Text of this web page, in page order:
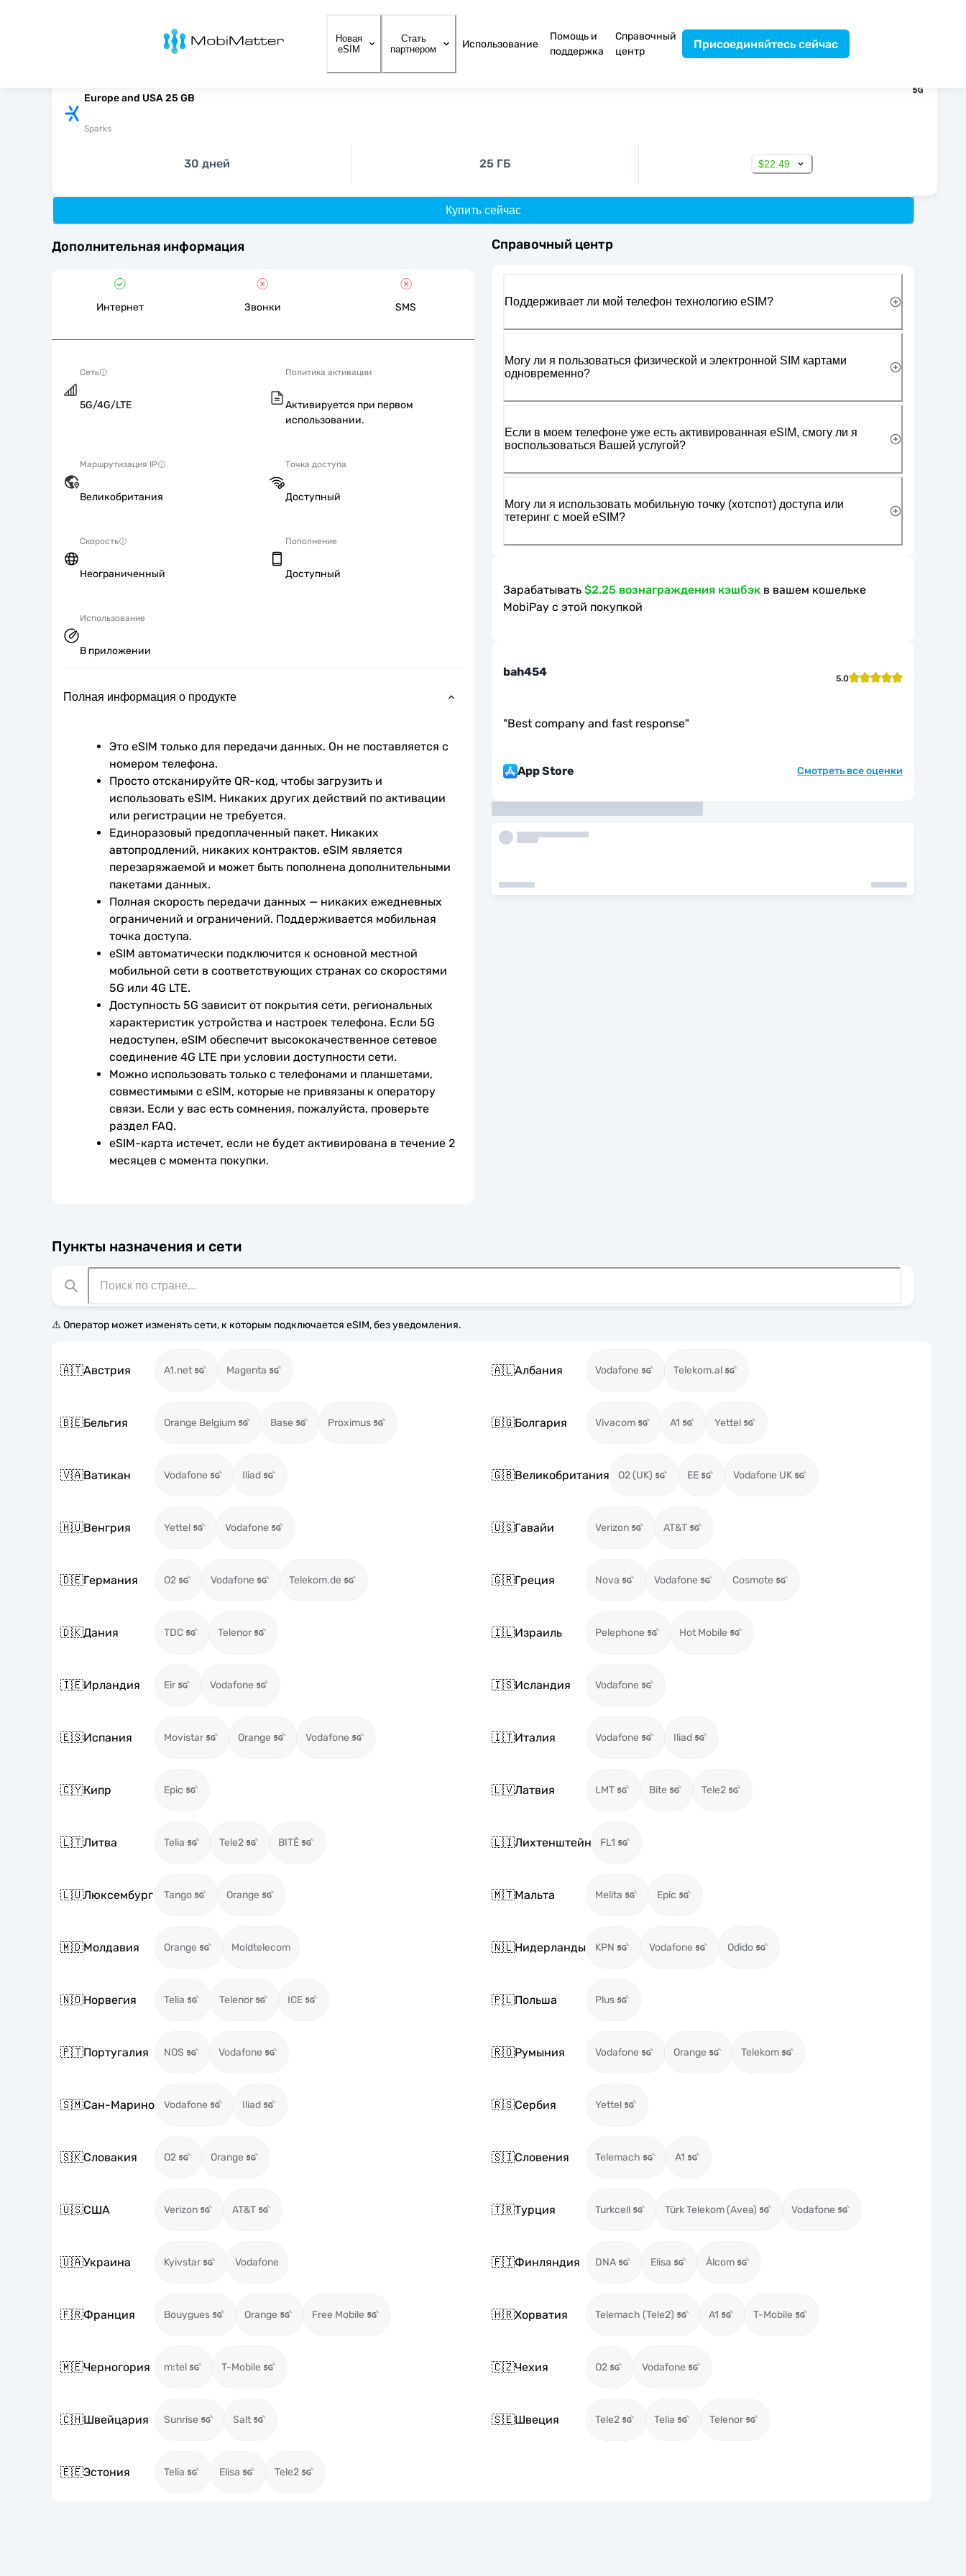
MobiMatter
Новая
eSIM
Стать
партнером
Использование
Помощь и
поддержка
Справочный
центр
Присоединяйтесь сейчас
Europe and USA 25 GB
Sparks
30 дней 25 ГБ $22.49
Купить сейчас
Дополнительная информация
Интернет Звонки SMS
Сеть
5G/4G/LTE
Политика активации
Активируется при первом
использовании.
Маршрутизация IP
Великобритания
Точка доступа
Доступный
Скорость
Неограниченный
Пополнение
Доступный
Использование
В приложении
Полная информация о продукте
Это eSIM только для передачи данных. Он не поставляется с
номером телефона.
Просто отсканируйте QR-код, чтобы загрузить и
использовать eSIM. Никаких других действий по активации
или регистрации не требуется.
Единоразовый предоплаченный пакет. Никаких
автопродлений, никаких контрактов. eSIM является
перезаряжаемой и может быть пополнена дополнительными
пакетами данных.
Полная скорость передачи данных — никаких ежедневных
ограничений и ограничений. Поддерживается мобильная
точка доступа.
eSIM автоматически подключится к основной местной
мобильной сети в соответствующих странах со скоростями
5G или 4G LTE.
Доступность 5G зависит от покрытия сети, региональных
характеристик устройства и настроек телефона. Если 5G
недоступен, eSIM обеспечит высококачественное сетевое
соединение 4G LTE при условии доступности сети.
Можно использовать только с телефонами и планшетами,
совместимыми с eSIM, которые не привязаны к оператору
связи. Если у вас есть сомнения, пожалуйста, проверьте
раздел FAQ.
eSIM-карта истечет, если не будет активирована в течение 2
месяцев с момента покупки.
Пункты назначения и сети
⚠️ Оператор может изменять сети, к которым подключается eSIM, без уведомления.
🇦🇹Австрия A1.net Magenta 🇦🇱Албания Vodafone Telekom.al
🇧🇪Бельгия Orange Belgium Base Proximus 🇧🇬Болгария Vivacom A1 Yettel
🇻🇦Ватикан Vodafone Iliad 🇬🇧Великобритания O2 (UK) EE Vodafone UK
🇭🇺Венгрия Yettel Vodafone 🇺🇸Гавайи Verizon AT&T
🇩🇪Германия O2 Vodafone Telekom.de 🇬🇷Греция Nova Vodafone Cosmote
🇩🇰Дания TDC Telenor 🇮🇱Израиль Pelephone Hot Mobile
🇮🇪Ирландия Eir Vodafone 🇮🇸Исландия Vodafone
🇪🇸Испания Movistar Orange Vodafone 🇮🇹Италия Vodafone Iliad
🇨🇾Кипр Epic 🇱🇻Латвия LMT Bite Tele2
🇱🇹Литва Telia Tele2 BITĖ 🇱🇮Лихтенштейн FL1
🇱🇺Люксембург Tango Orange 🇲🇹Мальта Melita Epic
🇲🇩Молдавия Orange Moldtelecom 🇳🇱Нидерланды KPN Vodafone Odido
🇳🇴Норвегия Telia Telenor ICE 🇵🇱Польша Plus
🇵🇹Португалия NOS Vodafone 🇷🇴Румыния Vodafone Orange Telekom
🇸🇲Сан-Марино Vodafone Iliad 🇷🇸Сербия Yettel
🇸🇰Словакия O2 Orange 🇸🇮Словения Telemach A1
🇺🇸США Verizon AT&T 🇹🇷Турция Turkcell Türk Telekom (Avea) Vodafone
🇺🇦Украина Kyivstar Vodafone 🇫🇮Финляндия DNA Elisa Ålcom
🇫🇷Франция Bouygues Orange Free Mobile 🇭🇷Хорватия Telemach (Tele2) A1 T-Mobile
🇲🇪Черногория m:tel T-Mobile 🇨🇿Чехия O2 Vodafone
🇨🇭Швейцария Sunrise Salt 🇸🇪Швеция Tele2 Telia Telenor
🇪🇪Эстония Telia Elisa Tele2
Справочный центр
Поддерживает ли мой телефон технологию eSIM?
Могу ли я пользоваться физической и электронной SIM картами
одновременно?
Если в моем телефоне уже есть активированная eSIM, смогу ли я
воспользоваться Вашей услугой?
Могу ли я использовать мобильную точку (хотспот) доступа или
тетеринг с моей eSIM?
Зарабатывать $2.25 вознаграждения кэшбэк в вашем кошельке
MobiPay с этой покупкой
bah454 5.0
"Best company and fast response"
App Store Смотреть все оценки